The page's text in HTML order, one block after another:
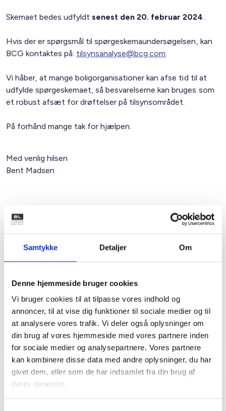
Samtykke Detaljer Om
Denne hjemmeside bruger cookies
Vi bruger cookies til at tilpasse vores indhold og
annoncer, til at vise dig funktioner til sociale medier og til
at analysere vores trafik. Vi deler også oplysninger om
din brug af vores hjemmeside med vores partnere inden
for sociale medier og analysepartnere. Vores partnere
kan kombinere disse data med andre oplysninger, du har
givet dem, eller som de har indsamlet fra din brug af
deres tjenester.
Skemaet bedes udfyldtsenest den 20. februar 2024.
Hvis der er spørgsmål til spørgeskemaundersøgelsen, kan
BCG kontaktes på: tilsynsanalyse@bcg.com.
Vi håber, at mange boligorganisationer kan afse tid til at
udfylde spørgeskemaet, så besvarelserne kan bruges som
et robust afsæt for drøftelser på tilsynsområdet.
På forhånd mange tak for hjælpen.
Med venlig hilsen
Bent Madsen
Kontakt
Bent Madsen
Mail: bma@bl.dk
Relateret indhold Viden